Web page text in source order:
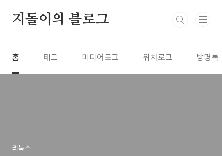
지돌이의 블로그
홈 태그 미디어로그 위치로그 방명록
리눅스